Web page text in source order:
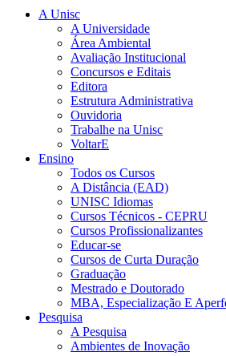
A Unisc
A Universidade
Área Ambiental
Avaliação Institucional
Concursos e Editais
Editora
Estrutura Administrativa
Ouvidoria
Trabalhe na Unisc
VoltarE
Ensino
Todos os Cursos
A Distância (EAD)
UNISC Idiomas
Cursos Técnicos - CEPRU
Cursos Profissionalizantes
Educar-se
Cursos de Curta Duração
Graduação
Mestrado e Doutorado
MBA, Especialização E
Pesquisa
A Pesquisa
Ambientes de Inovação